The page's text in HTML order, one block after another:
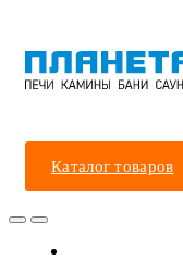
Каталог товаров